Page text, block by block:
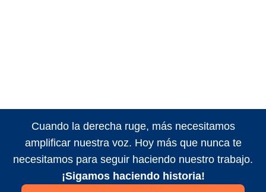
Cuando la derecha ruge, más necesitamos
amplificar nuestra voz. Hoy más que nunca te
necesitamos para seguir haciendo nuestro trabajo.
¡Sigamos haciendo historia!